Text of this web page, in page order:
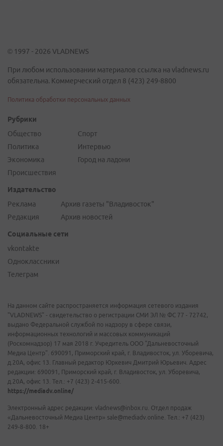
© 1997 - 2026 VLADNEWS
При любом использовании материалов ссылка на vladnews.ru
обязательна. Коммерческий отдел 8 (423) 249-8800
Политика обработки персональных данных
Рубрики
Общество
Политика
Экономика
Происшествия
Спорт
Интервью
Город на ладони
Издательство
Реклама
Редакция
Архив газеты "Владивосток"
Архив новостей
Социальные сети
vkontakte
Одноклассники
Телеграм
На данном сайте распространяется информация сетевого издания
"VLADNEWS" - свидетельство о регистрации СМИ ЭЛ № ФС 77 - 72742,
выдано Федеральной службой по надзору в сфере связи,
информационных технологий и массовых коммуникаций
(Роскомнадзор) 17 мая 2018 г. Учредитель ООО "Дальневосточный
Медиа Центр". 690091, Приморский край, г. Владивосток, ул. Уборевича,
д.20А, офис 13. Главный редактор Юркевич Дмитрий Юрьевич. Адрес
редакции: 690091, Приморский край, г. Владивосток, ул. Уборевича,
д.20А, офис 13. Тел.: +7 (423) 2-415-600.
https://mediadv.online/
Электронный адрес редакции: vladnews@inbox.ru. Отдел продаж
«Дальневосточный Медиа Центр» sale@mediadv.online. Тел.: +7 (423)
249-8-800. 18+